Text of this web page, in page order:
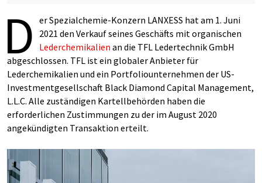
D er Spezialchemie-Konzern LANXESS hat am 1. Juni
2021 den Verkauf seines Geschäfts mit organischen
Lederchemikalien an die TFL Ledertechnik GmbH
abgeschlossen. TFL ist ein globaler Anbieter für
Lederchemikalien und ein Portfoliounternehmen der US-
Investmentgesellschaft Black Diamond Capital Management,
L.L.C. Alle zuständigen Kartellbehörden haben die
erforderlichen Zustimmungen zu der im August 2020
angekündigten Transaktion erteilt.